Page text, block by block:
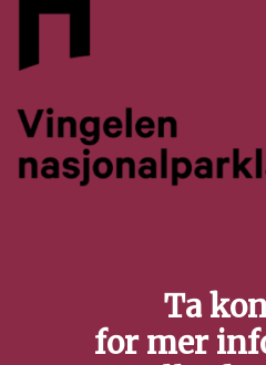
Ta
for mer